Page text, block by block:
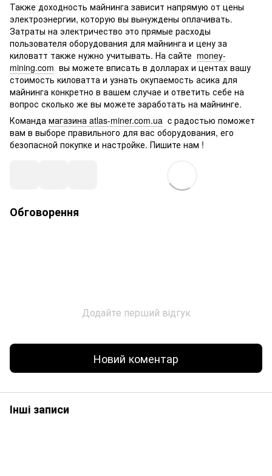
Также доходность майнинга зависит напрямую от цены
электроэнергии, которую вы вынуждены оплачивать.
Затраты на электричество это прямые расходы
пользователя оборудования для майнинга и цену за
киловатт также нужно учитывать. На сайте money-
mining.com вы можете вписать в долларах и центах вашу
стоимость киловатта и узнать окупаемость асика для
майнинга конкретно в вашем случае и ответить себе на
вопрос сколько же вы можете заработать на майнинге.
Команда магазина atlas-miner.com.ua c радостью поможет
вам в выборе правильного для вас оборудования, его
безопасной покупке и настройке. Пишите нам !
Обговорення
Додайте перший відгук
Новий коментар
Інші записи